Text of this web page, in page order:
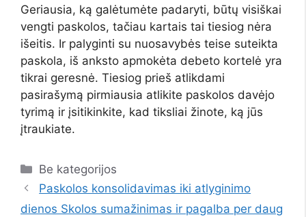
Geriausia, ką galėtumėte padaryti, būtų visiškai
vengti paskolos, tačiau kartais tai tiesiog nėra
išeitis. Ir palyginti su nuosavybės teise suteikta
paskola, iš anksto apmokėta debeto kortelė yra
tikrai geresnė. Tiesiog prieš atlikdami
pasirašymą pirmiausia atlikite paskolos davėjo
tyrimą ir įsitikinkite, kad tiksliai žinote, ką jūs
įtraukiate.
Kategorijos
Be kategorijos
Paskolos konsolidavimas iki atlyginimo
dienos Skolos sumažinimas ir pagalba per daug